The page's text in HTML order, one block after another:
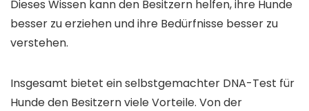
Dieses Wissen kann den Besitzern helfen, ihre Hunde
besser zu erziehen und ihre Bedürfnisse besser zu
verstehen.
Insgesamt bietet ein selbstgemachter DNA-Test für
Hunde den Besitzern viele Vorteile. Von der